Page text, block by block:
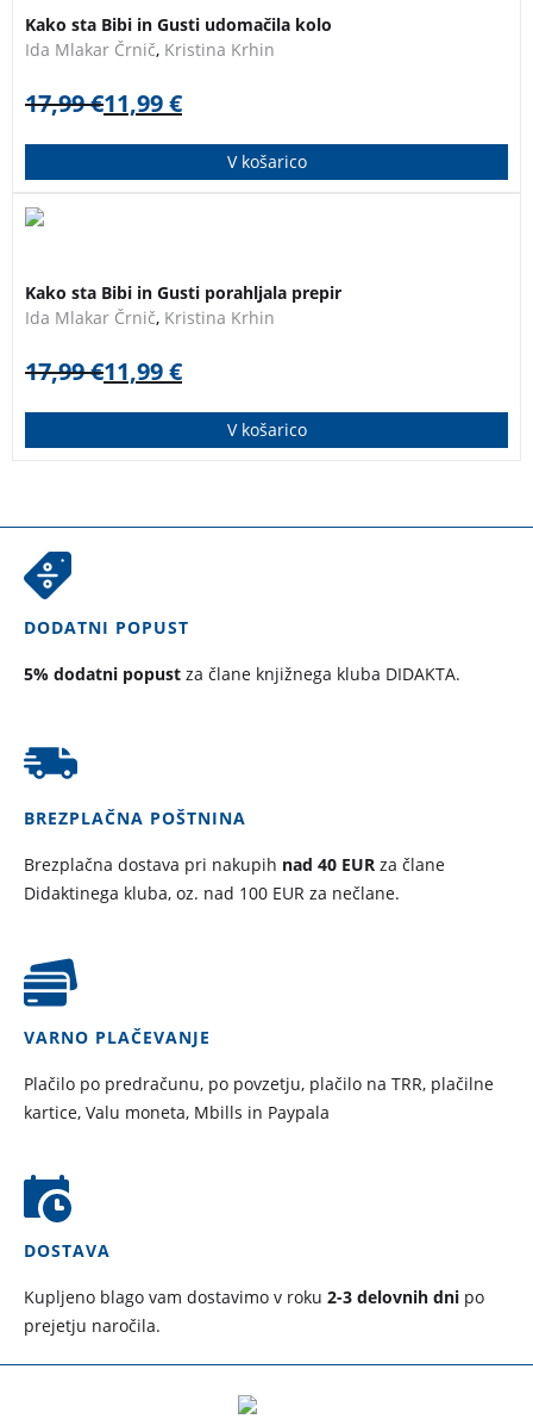
Kako sta Bibi in Gusti udomačila kolo
Ida Mlakar Črnič, Kristina Krhin
17,99€11,99€
V košarico
Kako sta Bibi in Gusti porahljala prepir
Ida Mlakar Črnič, Kristina Krhin
17,99€11,99€
V košarico
DODATNI POPUST
5% dodatni popust za člane knjižnega kluba DIDAKTA.
BREZPLAČNA POŠTNINA
Brezplačna dostava pri nakupih nad 40 EUR za člane
Didaktinega kluba, oz. nad 100 EUR za nečlane.
VARNO PLAČEVANJE
Plačilo po predračunu, po povzetju, plačilo na TRR, plačilne
kartice, Valu moneta, Mbills in Paypala
DOSTAVA
Kupljeno blago vam dostavimo v roku 2-3 delovnih dni po
prejetju naročila.